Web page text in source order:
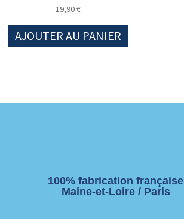
19,90€
AJOUTER AU PANIER
100% fabrication française
Maine-et-Loire / Paris